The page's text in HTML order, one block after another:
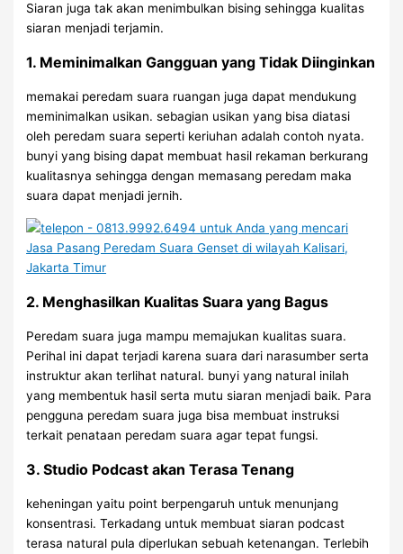
Siaran juga tak akan menimbulkan bising sehingga kualitas
siaran menjadi terjamin.
1. Meminimalkan Gangguan yang Tidak Diinginkan
memakai peredam suara ruangan juga dapat mendukung
meminimalkan usikan. sebagian usikan yang bisa diatasi
oleh peredam suara seperti keriuhan adalah contoh nyata.
bunyi yang bising dapat membuat hasil rekaman berkurang
kualitasnya sehingga dengan memasang peredam maka
suara dapat menjadi jernih.
2. Menghasilkan Kualitas Suara yang Bagus
Peredam suara juga mampu memajukan kualitas suara.
Perihal ini dapat terjadi karena suara dari narasumber serta
instruktur akan terlihat natural. bunyi yang natural inilah
yang membentuk hasil serta mutu siaran menjadi baik. Para
pengguna peredam suara juga bisa membuat instruksi
terkait penataan peredam suara agar tepat fungsi.
3. Studio Podcast akan Terasa Tenang
keheningan yaitu point berpengaruh untuk menunjang
konsentrasi. Terkadang untuk membuat siaran podcast
terasa natural pula diperlukan sebuah ketenangan. Terlebih